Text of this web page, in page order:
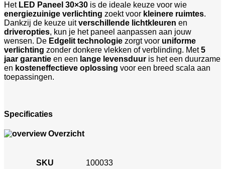
Het LED Paneel 30×30 is de ideale keuze voor wie
energiezuinige verlichting zoekt voor kleinere ruimtes.
Dankzij de keuze uitverschillende lichtkleuren en
driveropties, kun je het paneel aanpassen aan jouw
wensen. De Edgelit technologie zorgt voor uniforme
verlichting zonder donkere vlekken of verblinding. Met5
jaar garantie en een lange levensduur is het een duurzame
en kosteneffectieve oplossing voor een breed scala aan
toepassingen.
Specificaties
Overzicht
SKU 100033